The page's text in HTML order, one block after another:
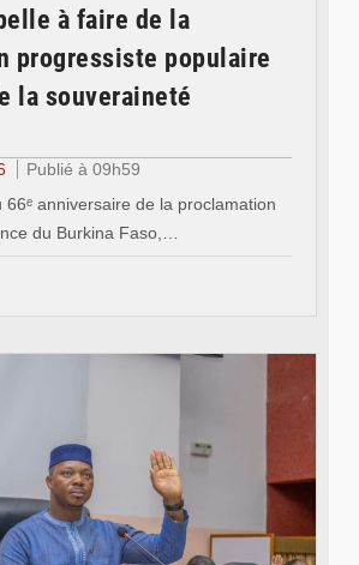
à faire de la
progressiste populaire
la souveraineté
Publié à 09h59
66ᵉ anniversaire de la proclamation
du Burkina Faso,…